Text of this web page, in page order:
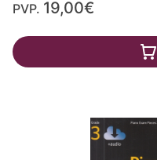
PVP. 19,00€